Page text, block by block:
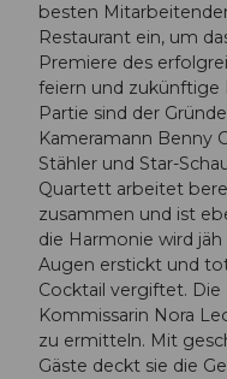
besten
Restaurant ein, um
Premiere des
feiern und zukünftige
Partie sind der
Kameramann Benny
Stähler und Star-
Quartett arbeitet
zusammen und ist
die Harmonie wird
Augen erstickt und
Cocktail vergiftet.
Kommissarin Nora
zu ermitteln. Mit
Gäste deckt sie die